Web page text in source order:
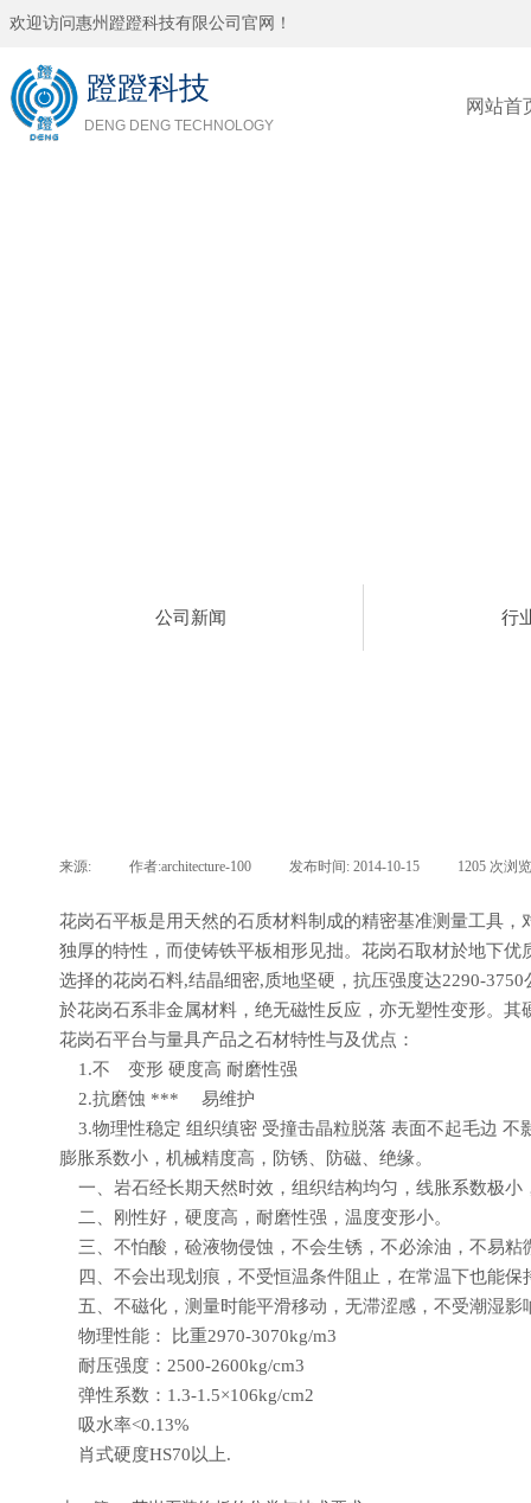
欢迎访问惠州蹬蹬科技有限公司官网！
网站首
蹬蹬科技
DENG DENG TECHNOLOGY
公司新闻 行
来源: 作者:architecture-100 发布时间: 2014-10-15 1205 次浏览
花岗石平板是用天然的石质材料制成的精密基准测量工具
独厚的特性，而使铸铁平板相形见拙。花岗石取材於地下
选择的花岗石料,结晶细密,质地坚硬，抗压强度达2290-
於花岗石系非金属材料，绝无磁性反应，亦无塑性变形。
花岗石平台与量具产品之石材特性与及优点：
1.不 变形 硬度高 耐磨性强
2.抗磨蚀 *** 易维护
3.物理性稳定 组织缜密 受撞击晶粒脱落 表面不起毛边 不
膨胀系数小，机械精度高，防锈、防磁、绝缘。
一、岩石经长期天然时效，组织结构均匀，线胀系数极小
二、刚性好，硬度高，耐磨性强，温度变形小。
三、不怕酸，硷液物侵蚀，不会生锈，不必涂油，不易粘
四、不会出现划痕，不受恒温条件阻止，在常温下也能保
五、不磁化，测量时能平滑移动，无滞涩感，不受潮湿影
物理性能： 比重2970-3070kg/m3
耐压强度：2500-2600kg/cm3
弹性系数：1.3-1.5×106kg/cm2
吸水率<0.13%
肖式硬度HS70以上.